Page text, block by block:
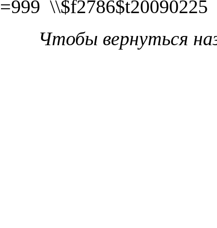
=999 \\$f2786$t20090225
Чтобы вернуться